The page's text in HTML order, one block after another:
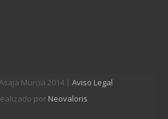
Murcia 2014 | Aviso Legal
por Neovaloris